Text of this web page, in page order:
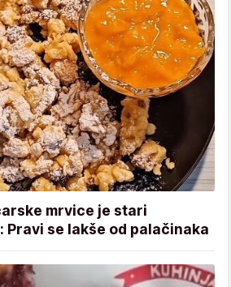
mrvice je stari
se lakše od palačinaka